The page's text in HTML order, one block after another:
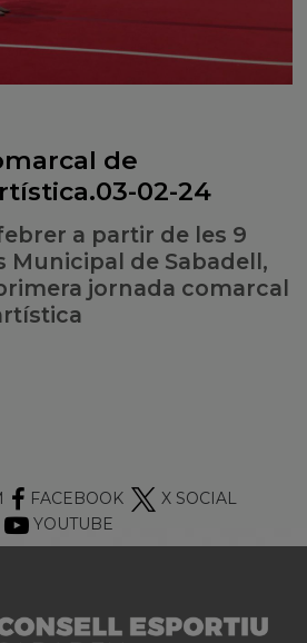
de
02-24
a partir de les 9
Municipal de Sabadell,
jornada comarcal
FACEBOOK
X SOCIAL
YOUTUBE